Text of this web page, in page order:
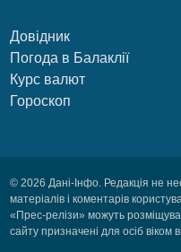
Довідник
Погода в Балаклії
Курс валют
Гороскоп
© 2026 Дані-Інфо. Редакція не
матеріалів і коментарів
«Прес-релізи» можуть
сайту призначені для осіб віком